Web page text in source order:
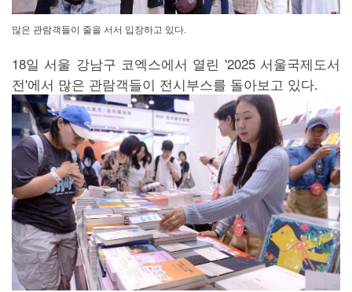
많은 관람객들이 줄을 서서 입장하고 있다.
18일 서울 강남구 코엑스에서 열린 '2025 서울국제도서
전'에서 많은 관람객들이 전시부스를 돌아보고 있다.